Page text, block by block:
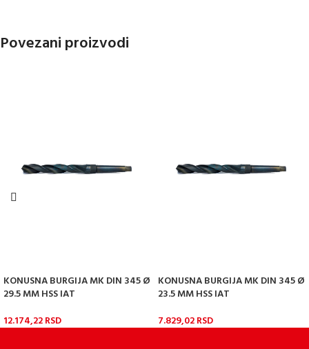
Povezani proizvodi
KONUSNA BURGIJA MK DIN 345 Ø
29.5 MM HSS IAT
12.174,22RSD
KONUSNA BURGIJA MK DIN 345 Ø
23.5 MM HSS IAT
7.829,02RSD